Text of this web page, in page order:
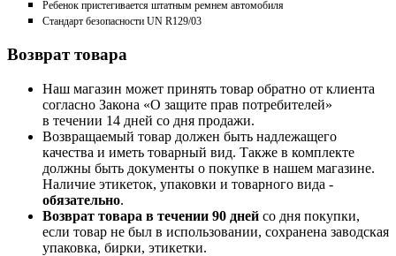
Ребенок пристегивается штатным ремнем автомобиля
Стандарт безопасности UN R129/03
Возврат товара
Наш магазин может принять товар обратно от клиента
согласно Закона «О защите прав потребителей»
в течении 14 дней со дня продажи.
Возвращаемый товар должен быть надлежащего
качества и иметь товарный вид. Также в комплекте
должны быть документы о покупке в нашем магазине.
Наличие этикеток, упаковки и товарного вида -
обязательно.
Возврат товара в течении 90 дней со дня покупки,
если товар не был в использовании, сохранена заводская
упаковка, бирки, этикетки.